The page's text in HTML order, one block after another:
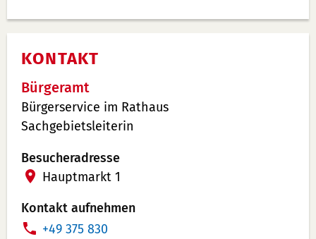
f
n
u
m
m
e
r:
KONTAKT
Bürgeramt
Bürgerservice im Rathaus
Sachgebietsleiterin
Besucheradresse
Hauptmarkt 1
Kontakt aufnehmen
T
+49 375 830